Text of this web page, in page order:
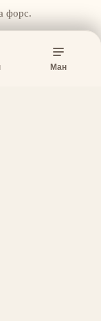
Ман
форс.